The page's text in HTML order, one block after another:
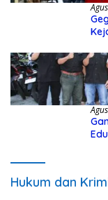
Hukum dan